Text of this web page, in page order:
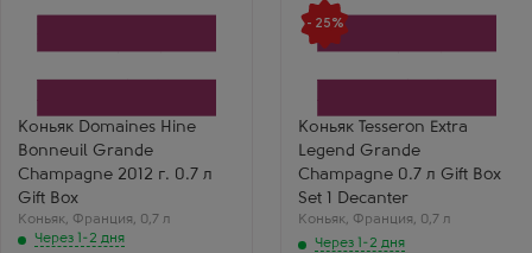
Коньяк Domaines Hine
Bonneuil Grande
Champagne 2012 г. 0.7 л
Gift Box
Коньяк, Франция, 0,7 л
Через 1-2 дня
Шампань 2012 в
Бренд
Hine
Регион
Гранд Шампань, Коньяк
Выдержка
10 лет
Юрий Семенов
Хайн Бонней 2012 —
- 25%
Коньяк Tesseron Extra
Legend Grande
Champagne 0.7 л Gift Box
Set 1 Decanter
Коньяк, Франция, 0,7 л
Через 1-2 дня
Через 1-2 дня
Коньяк
Тессерон Экстра Лежанд
Гранд Шампань в
Регион
Гранд Шампань, Коньяк
Выдержка
30 лет
Гарик С
Тессерон Экстра
Легенд — вершина
мастерства в